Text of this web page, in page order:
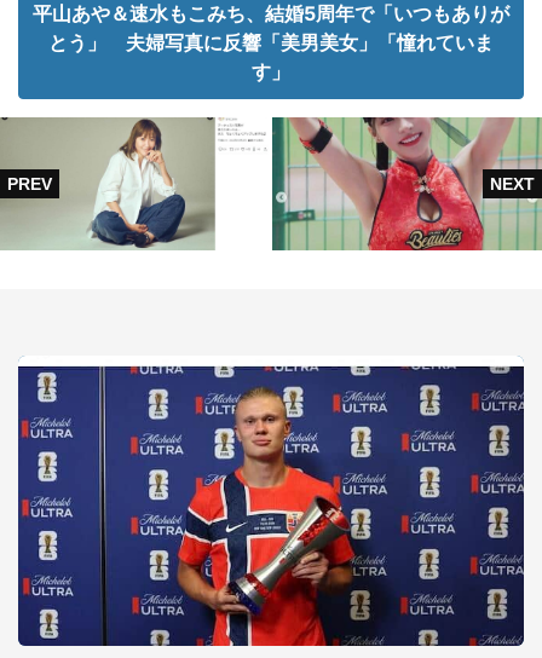
平山あや＆速水もこみち、結婚5周年で「いつもありが
とう」 夫婦写真に反響「美男美女」「憧れていま
す」